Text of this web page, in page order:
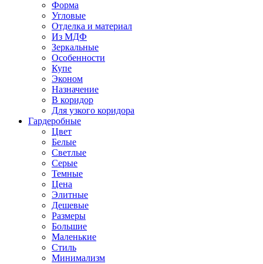
Форма
Угловые
Отделка и материал
Из МДФ
Зеркальные
Особенности
Купе
Эконом
Назначение
В коридор
Для узкого коридора
Гардеробные
Цвет
Белые
Светлые
Серые
Темные
Цена
Элитные
Дешевые
Размеры
Большие
Маленькие
Стиль
Минимализм